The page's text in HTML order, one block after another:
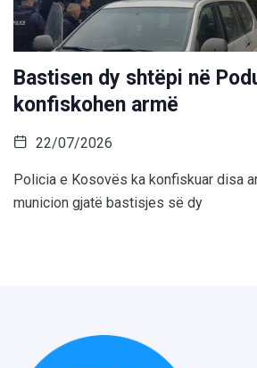
Bastisen dy shtëpi në
konfiskohen armë
22/07/2026
Policia e Kosovës ka konfiskuar disa
municion gjatë bastisjes së dy